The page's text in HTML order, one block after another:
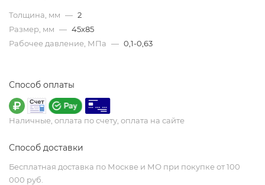
Толщина, мм — 2
Размер, мм — 45x85
Рабочее давление, МПа — 0,1-0,63
Способ оплаты
Наличные, оплата по счету, оплата на сайте
Способ доставки
Бесплатная доставка по Москве и МО при покупке от 100
000 руб.